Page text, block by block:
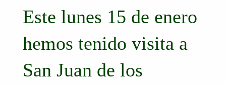
Este lunes 15 de enero
hemos tenido visita a
San Juan de los